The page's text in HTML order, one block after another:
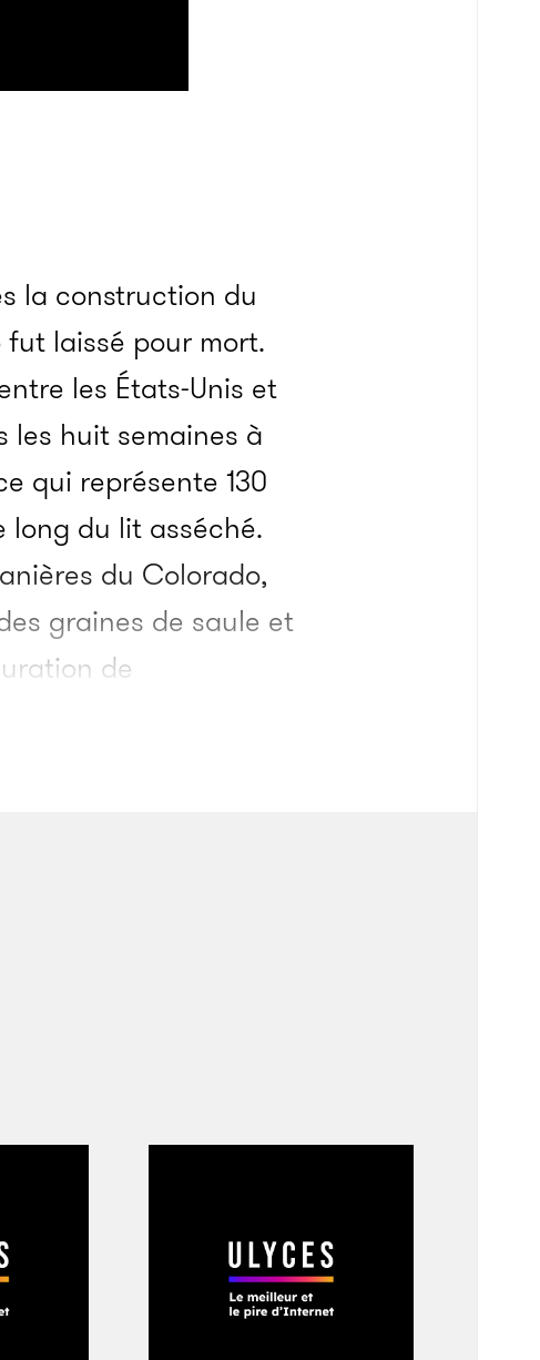
la construction du
laissé pour mort.
les États-Unis et
les huit semaines à
qui représente 130
long du lit asséché.
du Colorado,
graines de saule et
de
et de
et rats musqués.
du Nord,
cela est fabuleuse,
de la grande